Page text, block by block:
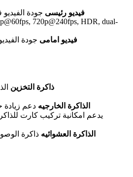
فيديو رئيسى جودة الفيديو
720p@240fps, HDR, dual-
فيديو امامى جودة
ذاكرة التخزين
الذاكرة الخارجيه دعم زيادة
الذاكرة العشوائيه ذاكرة